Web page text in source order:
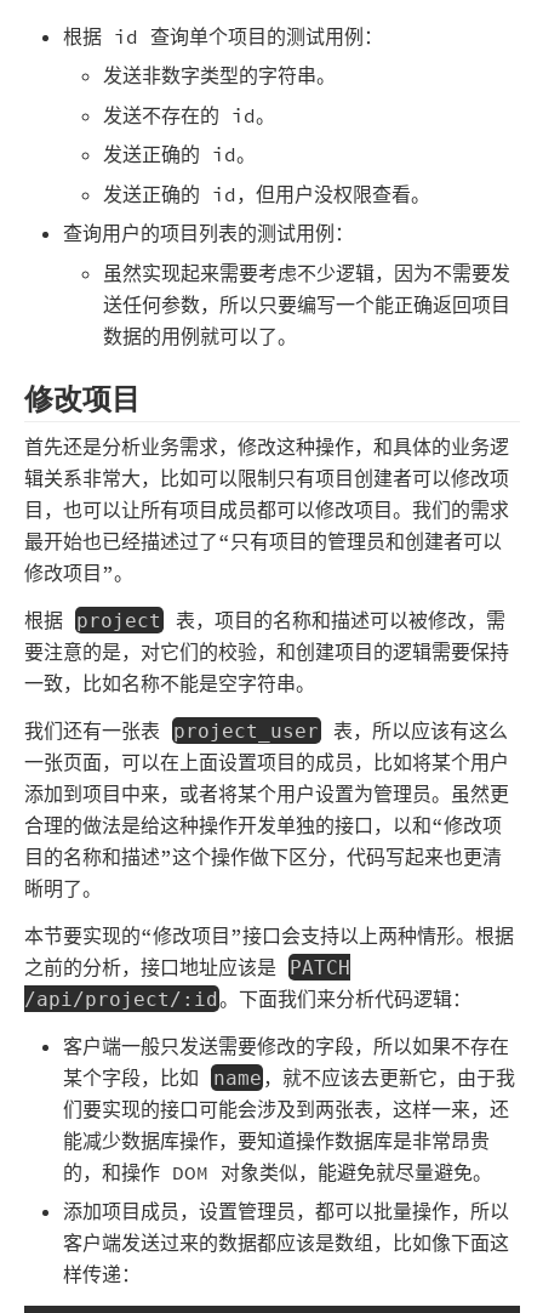
根据 id 查询单个项目的测试用例：
发送非数字类型的字符串。
发送不存在的 id。
发送正确的 id。
发送正确的 id，但用户没权限查看。
查询用户的项目列表的测试用例：
虽然实现起来需要考虑不少逻辑，因为不需要发
送任何参数，所以只要编写一个能正确返回项目
数据的用例就可以了。
修改项目
首先还是分析业务需求，修改这种操作，和具体的业务逻
辑关系非常大，比如可以限制只有项目创建者可以修改项
目，也可以让所有项目成员都可以修改项目。我们的需求
最开始也已经描述过了“只有项目的管理员和创建者可以
修改项目”。
根据
project表，项目的名称和描述可以被修改，需
要注意的是，对它们的校验，和创建项目的逻辑需要保持
一致，比如名称不能是空字符串。
我们还有一张表
project_user表，所以应该有这么
一张页面，可以在上面设置项目的成员，比如将某个用户
添加到项目中来，或者将某个用户设置为管理员。虽然更
合理的做法是给这种操作开发单独的接口，以和“修改项
目的名称和描述”这个操作做下区分，代码写起来也更清
晰明了。
本节要实现的“修改项目”接口会支持以上两种情形。根据
之前的分析，接口地址应该是
PATCH
/api/project/:id。下面我们来分析代码逻辑：
客户端一般只发送需要修改的字段，所以如果不存在
某个字段，比如
name ，就不应该去更新它，由于我
们要实现的接口可能会涉及到两张表，这样一来，还
能减少数据库操作，要知道操作数据库是非常昂贵
的，和操作 DOM 对象类似，能避免就尽量避免。
添加项目成员，设置管理员，都可以批量操作，所以
客户端发送过来的数据都应该是数组，比如像下面这
样传递：